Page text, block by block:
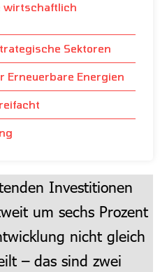
wirtschaftlich
Sektoren
Erneuerbare Energien
Investitionen
um sechs Prozent
nicht gleich
– das sind zwei